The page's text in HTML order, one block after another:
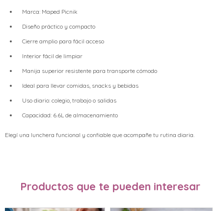
Marca: Maped Picnik
Diseño práctico y compacto
Cierre amplio para fácil acceso
Interior fácil de limpiar
Manija superior resistente para transporte cómodo
Ideal para llevar comidas, snacks y bebidas
Uso diario: colegio, trabajo o salidas
Capacidad: 6.6L de almacenamiento
Elegí una lunchera funcional y confiable que acompañe tu rutina diaria.
Productos que te pueden interesar